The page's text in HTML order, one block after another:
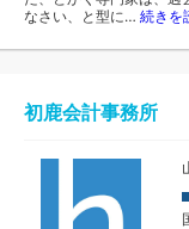
なさい、と型に… 続きを
初鹿会計事務所